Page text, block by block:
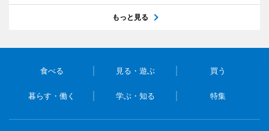
もっと見る
食べる 見る・遊ぶ 買う
暮らす・働く 学ぶ・知る 特集